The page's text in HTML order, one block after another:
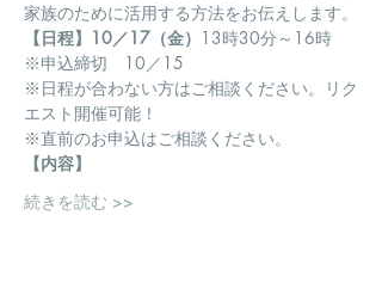
家族のために活用する方法をお伝えします。
【日程】10／17（金） 13時30分～16時
※申込締切　10／15
※日程が合わない方はご相談ください。リク
エスト開催可能！
※直前のお申込はご相談ください。
【内容】
続きを読む >>